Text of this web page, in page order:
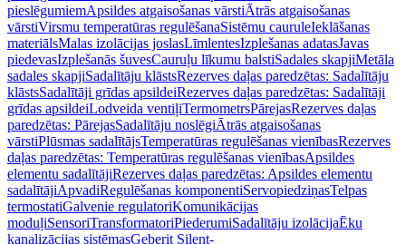
pieslēgumiemApsildes atgaisošanas vārstiĀtrās atgaisošanas
vārstiVirsmu temperatūras regulēšanaSistēmu cauruleIeklāšanas
materiālsMalas izolācijas joslasLīmlentesIzplešanas adatasJavas
piedevasIzplešanās šuvesCauruļu līkumu balstiSadales skapjiMetāla
sadales skapjiSadalītāju klāstsRezerves daļas paredzētas: Sadalītāju
klāstsSadalītāji grīdas apsildeiRezerves daļas paredzētas: Sadalītāji
grīdas apsildeiLodveida ventiļiTermometrsPārejasRezerves daļas
paredzētas: PārejasSadalītāju noslēgiĀtrās atgaisošanas
vārstiPlūsmas sadalītājsTemperatūras regulēšanas vienībasRezerves
daļas paredzētas: Temperatūras regulēšanas vienībasApsildes
elementu sadalītājiRezerves daļas paredzētas: Apsildes elementu
sadalītājiApvadiRegulēšanas komponentiServopiedziņasTelpas
termostatiGalvenie regulatoriKomunikācijas
moduļiSensoriTransformatoriPiederumiSadalītāju izolācijaĒku
kanalizācijas sistēmasGeberit Silent-